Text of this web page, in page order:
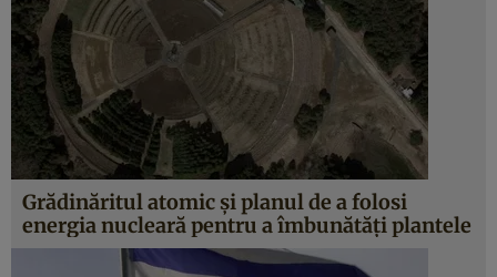
Grădinăritul atomic și planul de a folosi
energia nucleară pentru a îmbunătăți plantele